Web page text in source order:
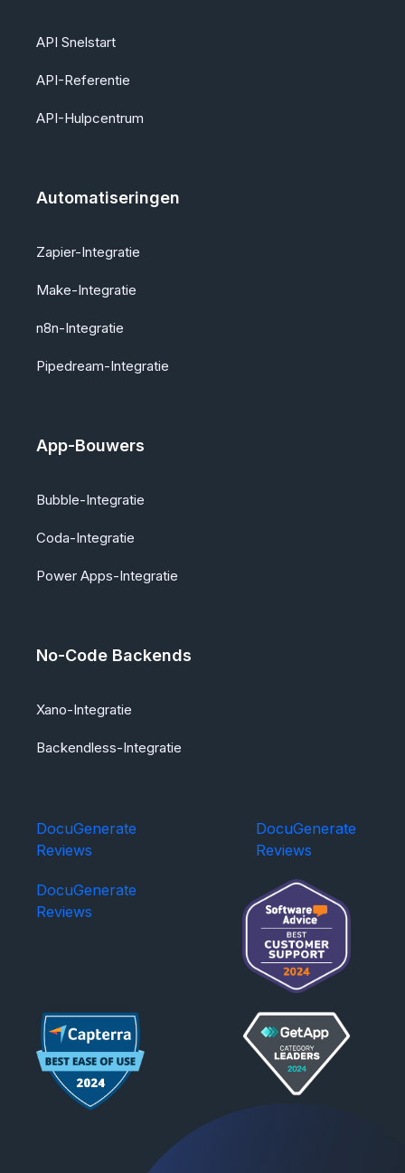
API Snelstart
API-Referentie
API-Hulpcentrum
Automatiseringen
Zapier-Integratie
Make-Integratie
n8n-Integratie
Pipedream-Integratie
App-Bouwers
Bubble-Integratie
Coda-Integratie
Power Apps-Integratie
No-Code Backends
Xano-Integratie
Backendless-Integratie
DocuGenerate
Reviews
DocuGenerate
Reviews
DocuGenerate
Reviews